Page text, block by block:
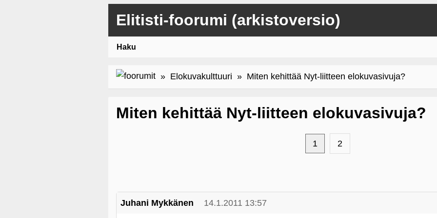
Elitisti-foorumi (arkistoversio)
Haku
» Elokuvakulttuuri » Miten kehittää Nyt-liitteen elokuvasivuja?
Miten kehittää Nyt-liitteen elokuvasivuja?
1 2
Juhani Mykkänen 14.1.2011 13:57